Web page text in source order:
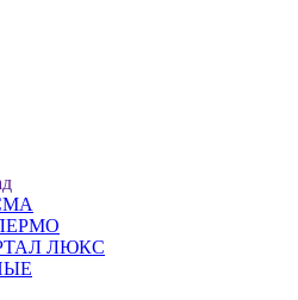
ЛЮКС